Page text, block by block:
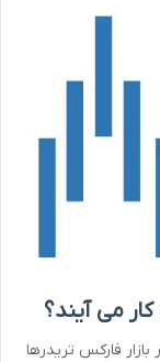
می آیند؟
فارکس تریدرها